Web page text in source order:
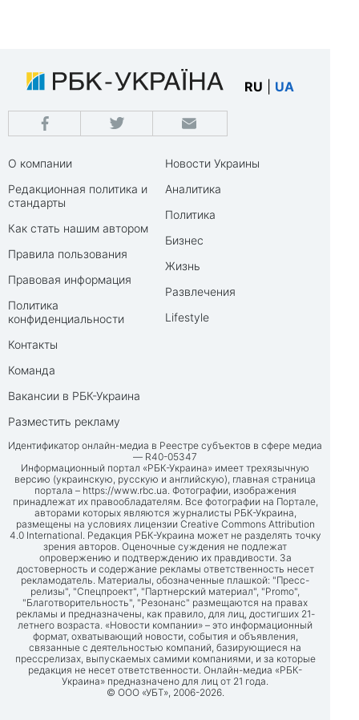
RU UA
О компании
Редакционная политика и
стандарты
Как стать нашим автором
Правила пользования
Правовая информация
Политика
конфиденциальности
Контакты
Команда
Вакансии в РБК-Украина
Разместить рекламу
Новости Украины
Аналитика
Политика
Бизнес
Жизнь
Развлечения
Lifestyle
Идентификатор онлайн-медиа в Реестре субъектов в сфере медиа
— R40-05347
Информационный портал «РБК-Украина» имеет трехязычную
версию (украинскую, русскую и английскую), главная страница
портала – https://www.rbc.ua. Фотографии, изображения
принадлежат их правообладателям. Все фотографии на Портале,
авторами которых являются журналисты РБК-Украина,
размещены на условиях лицензии Creative Commons Attribution
4.0 International. Редакция РБК-Украина может не разделять точку
зрения авторов. Оценочные суждения не подлежат
опровержению и подтверждению их правдивости. За
достоверность и содержание рекламы ответственность несет
рекламодатель. Материалы, обозначенные плашкой: "Пресс-
релизы", "Спецпроект", "Партнерский материал", "Promo",
"Благотворительность", "Резонанс" размещаются на правах
рекламы и предназначены, как правило, для лиц, достигших 21-
летнего возраста. «Новости компании» – это информационный
формат, охватывающий новости, события и объявления,
связанные с деятельностью компаний, базирующиеся на
прессрелизах, выпускаемых самими компаниями, и за которые
редакция не несет ответственности. Онлайн-медиа «РБК-
Украина» предназначено для лиц от 21 года.
© ООО «УБТ», 2006-2026.